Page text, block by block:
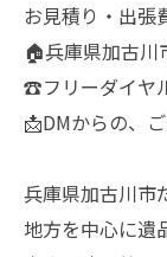
お見積り・出張
🏠兵庫県加古川
☎️フリーダイヤ
📩DMからの、
兵庫県加古川市
地方を中心に遺